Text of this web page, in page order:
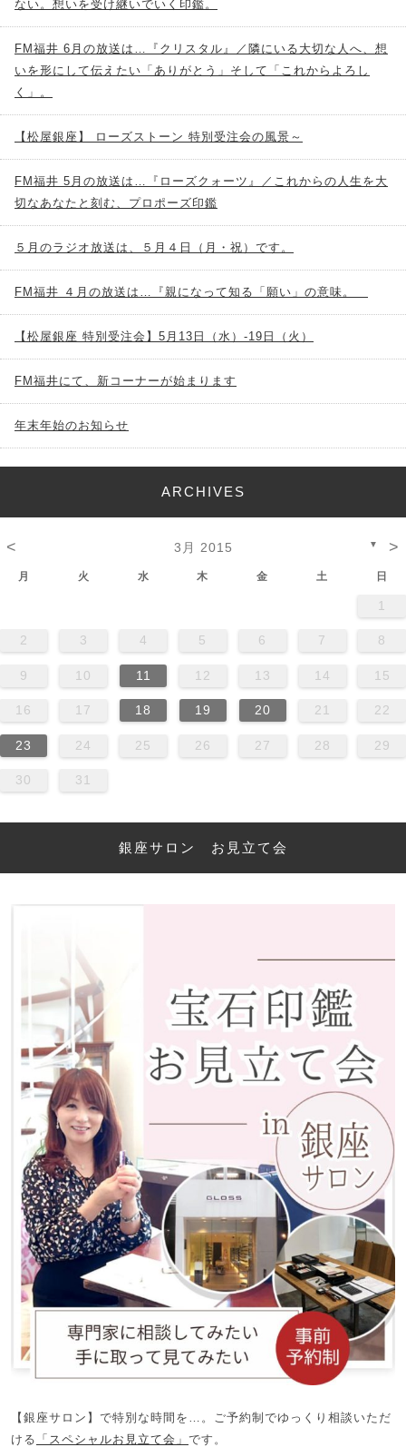
ない。想いを受け継いでいく印鑑。
FM福井 6月の放送は…『クリスタル』／隣にいる大切な人へ、想
いを形にして伝えたい「ありがとう」そして「これからよろし
く」。
【松屋銀座】 ローズストーン 特別受注会の風景～
FM福井 5月の放送は…『ローズクォーツ』／これからの人生を大
切なあなたと刻む、プロポーズ印鑑
５月のラジオ放送は、５月４日（月・祝）です。
FM福井 ４月の放送は…『親になって知る「願い」の意味。
【松屋銀座 特別受注会】5月13日（水）-19日（火）
FM福井にて、新コーナーが始まります
年末年始のお知らせ
ARCHIVES
< 3月 2015 ▼ >
月 火 水 木 金 土 日
1
2 3 4 5 6 7 8
9 10 11 12 13 14 15
16 17 18 19 20 21 22
23 24 25 26 27 28 29
30 31
銀座サロン お見立て会
【銀座サロン】で特別な時間を…。ご予約制でゆっくり相談いただ
ける 「スペシャルお見立て会」 です。